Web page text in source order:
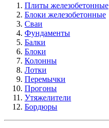
Плиты железобетонные
Блоки железобетонные
Сваи
Фундаменты
Балки
Блоки
Колонны
Лотки
Перемычки
Прогоны
Утяжелители
Бордюры